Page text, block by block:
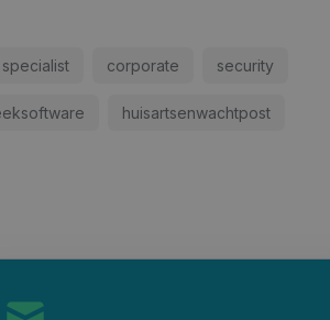
specialist corporate security
huisartsenwachtpost